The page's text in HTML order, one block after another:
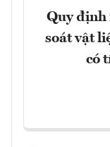
Quy định
soát vật
có